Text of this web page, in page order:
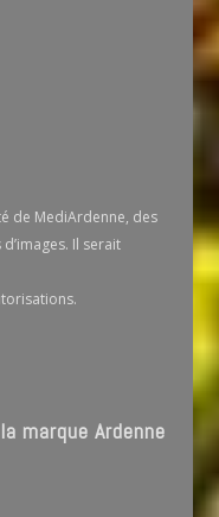
de MediArdenne, des
Il serait
marque Ardenne